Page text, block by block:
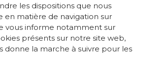
les dispositions que nous
matière de navigation sur
vous informe notamment sur
présents sur notre site web,
donne la marche à suivre pour les